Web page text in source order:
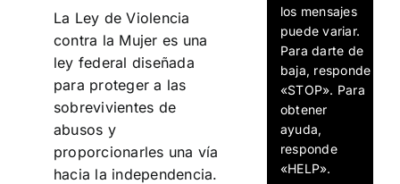
La Ley de Violencia
contra la Mujer es una
ley federal diseñada
para proteger a las
sobrevivientes de
abusos y
proporcionarles una vía
hacia la independencia.
los mensajes
puede variar.
Para darte de
baja, responde
«STOP». Para
obtener
ayuda,
responde
«HELP».